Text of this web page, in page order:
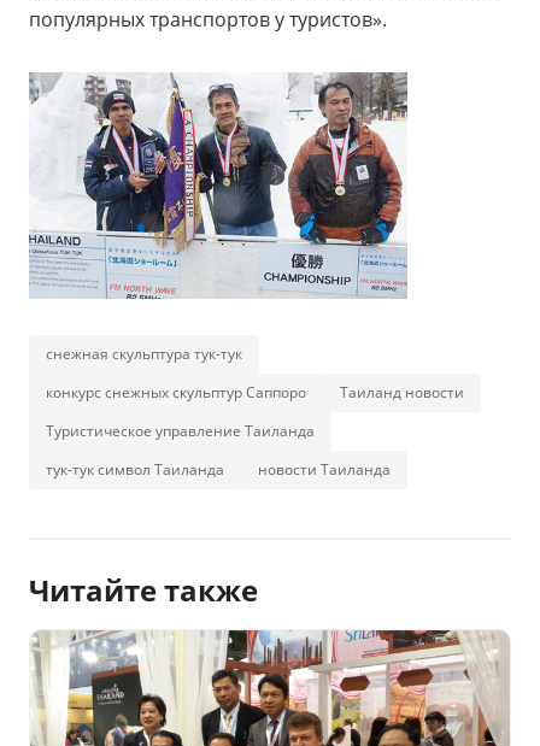
популярных транспортов у туристов».
снежная скульптура тук-тук
конкурс снежных скульптур Саппоро
Таиланд новости
Туристическое управление Таиланда
тук-тук символ Таиланда
новости Таиланда
Читайте также